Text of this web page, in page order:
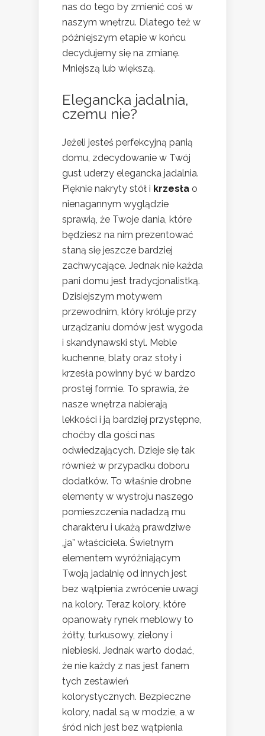
nas do tego by zmienić coś w
naszym wnętrzu. Dlatego też w
późniejszym etapie w końcu
decydujemy się na zmianę.
Mniejszą lub większą.
Elegancka jadalnia,
czemu nie?
Jeżeli jesteś perfekcyjną panią
domu, zdecydowanie w Twój
gust uderzy elegancka jadalnia.
Pięknie nakryty stół i krzesła o
nienagannym wyglądzie
sprawią, że Twoje dania, które
będziesz na nim prezentować
staną się jeszcze bardziej
zachwycające. Jednak nie każda
pani domu jest tradycjonalistką.
Dzisiejszym motywem
przewodnim, który króluje przy
urządzaniu domów jest wygoda
i skandynawski styl. Meble
kuchenne, blaty oraz stoły i
krzesła powinny być w bardzo
prostej formie. To sprawia, że
nasze wnętrza nabierają
lekkości i ją bardziej przystępne,
choćby dla gości nas
odwiedzających. Dzieje się tak
również w przypadku doboru
dodatków. To właśnie drobne
elementy w wystroju naszego
pomieszczenia nadadzą mu
charakteru i ukażą prawdziwe
„ja” właściciela. Świetnym
elementem wyróżniającym
Twoją jadalnię od innych jest
bez wątpienia zwrócenie uwagi
na kolory. Teraz kolory, które
opanowały rynek meblowy to
żółty, turkusowy, zielony i
niebieski. Jednak warto dodać,
że nie każdy z nas jest fanem
tych zestawień
kolorystycznych. Bezpieczne
kolory, nadal są w modzie, a w
śród nich jest bez wątpienia